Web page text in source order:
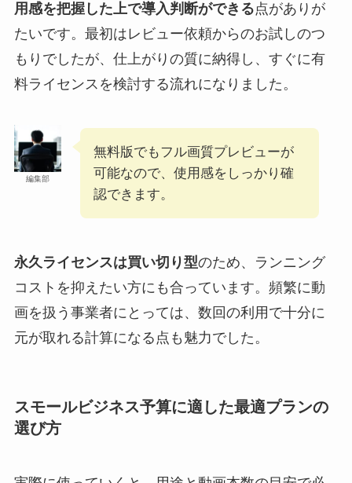
用感を把握した上で導入判断ができる点がありが
たいです。最初はレビュー依頼からのお試しのつ
もりでしたが、仕上がりの質に納得し、すぐに有
料ライセンスを検討する流れになりました。
編集部
無料版でもフル画質プレビューが
可能なので、使用感をしっかり確
認できます。
永久ライセンスは買い切り型のため、ランニング
コストを抑えたい方にも合っています。頻繁に動
画を扱う事業者にとっては、数回の利用で十分に
元が取れる計算になる点も魅力でした。
スモールビジネス予算に適した最適プランの
選び方